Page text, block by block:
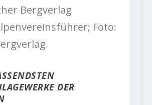
Foto:
DER